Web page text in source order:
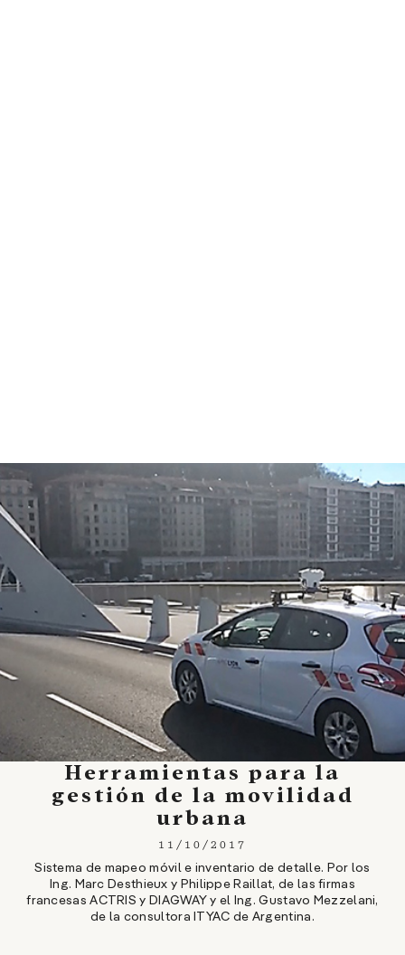
Herramientas para la
gestión de la movilidad
urbana
11/10/2017
Sistema de mapeo móvil e inventario de detalle. Por los
Ing. Marc Desthieux y Philippe Raillat, de las firmas
francesas ACTRIS y DIAGWAY y el Ing. Gustavo Mezzelani,
de la consultora ITYAC de Argentina.